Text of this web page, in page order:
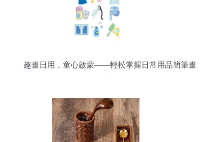
趣畫日用，童心啟蒙——輕松掌握日常用品簡筆畫